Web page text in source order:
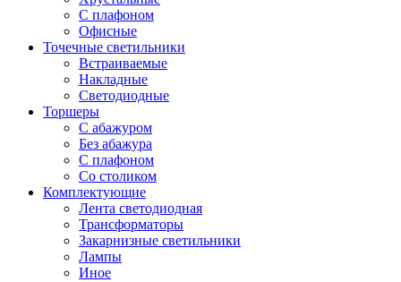
С плафоном
Офисные
Точечные светильники
Встраиваемые
Накладные
Светодиодные
Торшеры
С абажуром
Без абажура
С плафоном
Со столиком
Комплектующие
Лента светодиодная
Трансформаторы
Закарнизные светильники
Лампы
Иное